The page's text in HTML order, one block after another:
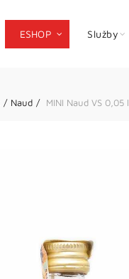
ESHOP Služby
Naud MINI Naud VS 0,05 l